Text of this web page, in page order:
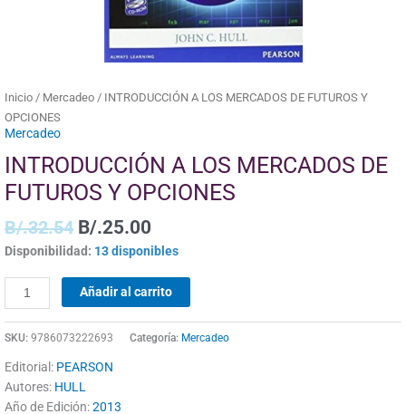
Inicio / Mercadeo / INTRODUCCIÓN A LOS MERCADOS DE FUTUROS Y
OPCIONES
Mercadeo
INTRODUCCIÓN A LOS MERCADOS DE
FUTUROS Y OPCIONES
B/.32.54 B/.25.00
Disponibilidad: 13 disponibles
Añadir al carrito
SKU: 9786073222693 Categoría: Mercadeo
Editorial: PEARSON
Autores: HULL
Año de Edición:2013